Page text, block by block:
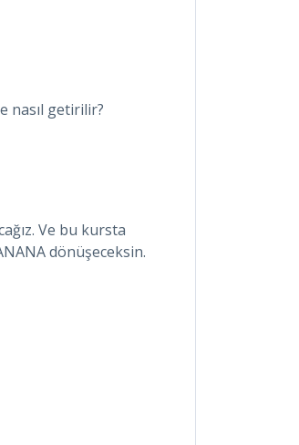
nasıl getirilir?
Ve bu kursta
dönüşeceksin.